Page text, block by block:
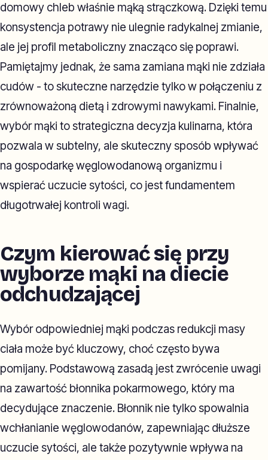
domowy chleb właśnie mąką strączkową. Dzięki temu
konsystencja potrawy nie ulegnie radykalnej zmianie,
ale jej profil metaboliczny znacząco się poprawi.
Pamiętajmy jednak, że sama zamiana mąki nie zdziała
cudów - to skuteczne narzędzie tylko w połączeniu z
zrównoważoną dietą i zdrowymi nawykami. Finalnie,
wybór mąki to strategiczna decyzja kulinarna, która
pozwala w subtelny, ale skuteczny sposób wpływać
na gospodarkę węglowodanową organizmu i
wspierać uczucie sytości, co jest fundamentem
długotrwałej kontroli wagi.
Czym kierować się przy
wyborze mąki na diecie
odchudzającej
Wybór odpowiedniej mąki podczas redukcji masy
ciała może być kluczowy, choć często bywa
pomijany. Podstawową zasadą jest zwrócenie uwagi
na zawartość błonnika pokarmowego, który ma
decydujące znaczenie. Błonnik nie tylko spowalnia
wchłanianie węglowodanów, zapewniając dłuższe
uczucie sytości, ale także pozytywnie wpływa na